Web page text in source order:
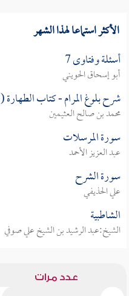
الأكثر استماعا لهذا الشهر
أسئلة وفتاوى 7
أبو إسحاق الحويني
شرح بلوغ المرام - كتاب الطهارة (25)
محمد بن صالح العثيمين
سورة المرسلات
عبد العزيز الأحمد
سورة الشرح
علي الحذيفي
الشاطبية
الشيخ:عبد الرشيد بن الشيخ علي صوفي
عدد مرات